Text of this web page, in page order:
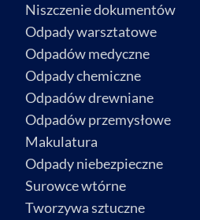
Niszczenie dokumentów
Odpady warsztatowe
Odpadów medyczne
Odpady chemiczne
Odpadów drewniane
Odpadów przemysłowe
Makulatura
Odpady niebezpieczne
Surowce wtórne
Tworzywa sztuczne